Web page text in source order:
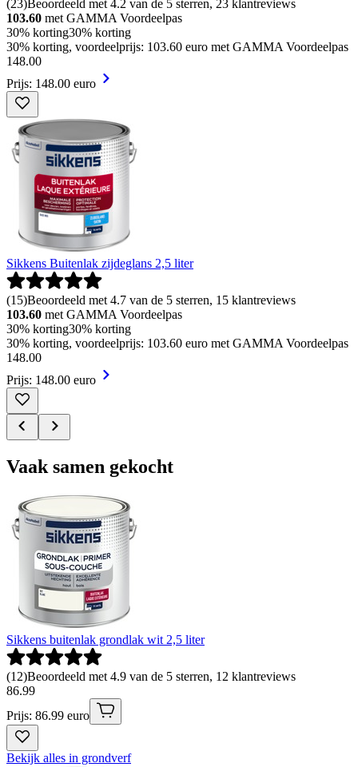
(23)Beoordeeld met 4.2 van de 5 sterren, 23 klantreviews
103.60 met GAMMA Voordeelpas
30% korting30% korting
30% korting, voordeelprijs: 103.60 euro met GAMMA Voordeelpas
148.00
Prijs: 148.00 euro
Sikkens Buitenlak zijdeglans 2,5 liter
(15)Beoordeeld met 4.7 van de 5 sterren, 15 klantreviews
103.60 met GAMMA Voordeelpas
30% korting30% korting
30% korting, voordeelprijs: 103.60 euro met GAMMA Voordeelpas
148.00
Prijs: 148.00 euro
Vaak samen gekocht
Sikkens buitenlak grondlak wit 2,5 liter
(12)Beoordeeld met 4.9 van de 5 sterren, 12 klantreviews
86.99
Prijs: 86.99 euro
Bekijk alles in grondverf